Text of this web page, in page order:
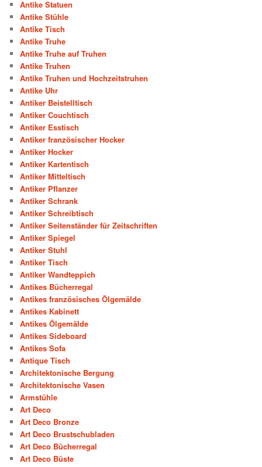
Antike Statuen
Antike Stühle
Antike Tisch
Antike Truhe
Antike Truhe auf Truhen
Antike Truhen
Antike Truhen und Hochzeitstruhen
Antike Uhr
Antiker Beistelltisch
Antiker Couchtisch
Antiker Esstisch
Antiker französischer Hocker
Antiker Hocker
Antiker Kartentisch
Antiker Mitteltisch
Antiker Pflanzer
Antiker Schrank
Antiker Schreibtisch
Antiker Seitenständer für Zeitschriften
Antiker Spiegel
Antiker Stuhl
Antiker Tisch
Antiker Wandteppich
Antikes Bücherregal
Antikes französisches Ölgemälde
Antikes Kabinett
Antikes Ölgemälde
Antikes Sideboard
Antikes Sofa
Antique Tisch
Architektonische Bergung
Architektonische Vasen
Armstühle
Art Deco
Art Deco Bronze
Art Deco Brustschubladen
Art Deco Bücherregal
Art Deco Büste